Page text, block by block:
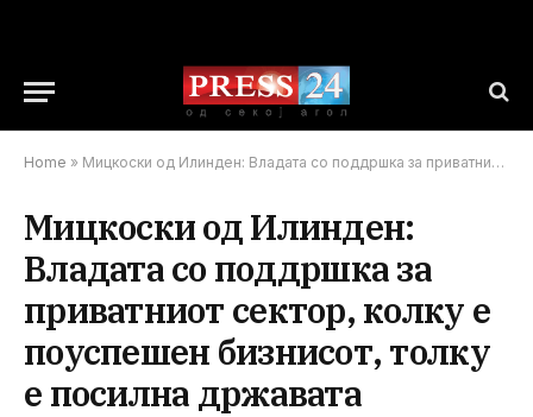
Home » Мицкоски од Илинден: Владата со поддршка за приватниот сектор, колку е поуспешен бизнисот, толку е посилна државата
Мицкоски од Илинден:
Владата со поддршка за
приватниот сектор, колку е
поуспешен бизнисот, толку
е посилна државата